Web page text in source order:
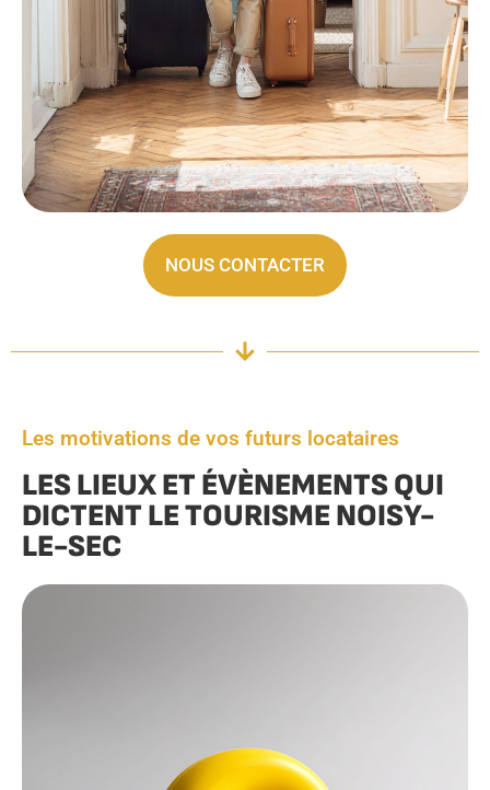
NOUS CONTACTER
Les motivations de vos futurs locataires
LES LIEUX ET ÉVÈNEMENTS QUI
DICTENT LE TOURISME NOISY-
LE-SEC